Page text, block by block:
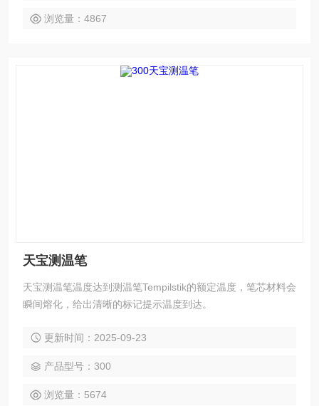
浏览量：4867
天宝测温笔
天宝测温笔温度达到测温笔Tempilstik的额定温度，笔芯材料会
瞬间熔化，给出清晰的标记提示温度到达。
更新时间：2025-09-23
产品型号：300
浏览量：5674